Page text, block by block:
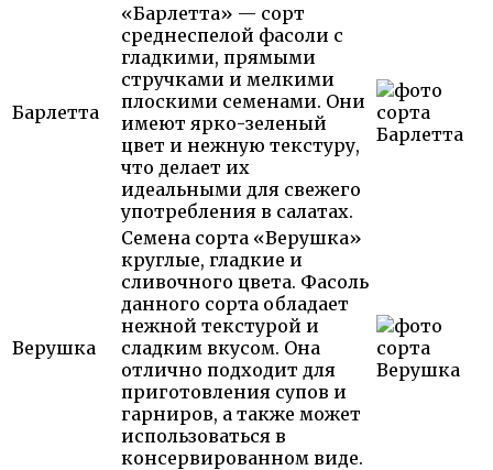
Барлетта
«Барлетта» — сорт
среднеспелой фасоли с
гладкими, прямыми
стручками и мелкими
плоскими семенами. Они
имеют ярко-зеленый
цвет и нежную текстуру,
что делает их
идеальными для свежего
употребления в салатах.
Верушка
Семена сорта «Верушка»
круглые, гладкие и
сливочного цвета. Фасоль
данного сорта обладает
нежной текстурой и
сладким вкусом. Она
отлично подходит для
приготовления супов и
гарниров, а также может
использоваться в
консервированном виде.